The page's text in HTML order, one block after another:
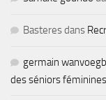
Basteresdans
germain
des séniors féminines